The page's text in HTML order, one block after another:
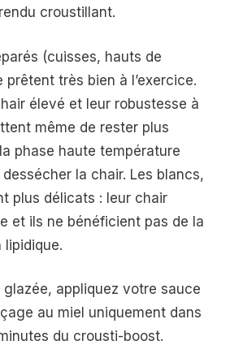
croustillant.
(cuisses, hauts de
prêtent très bien à l’exercice.
élevé et leur robustesse à
même de rester plus
phase haute température
la chair. Les blancs,
plus délicats : leur chair
et ils ne bénéficient pas de la
lipidique.
glazée, appliquez votre sauce
au miel uniquement dans
du crousti-boost.